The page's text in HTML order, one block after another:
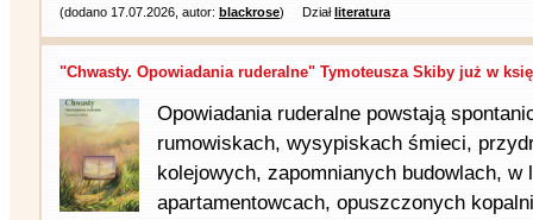
(dodano 17.07.2026, autor: blackrose) Działliteratura
"Chwasty. Opowiadania ruderalne" Tymoteusza Skiby już w
Opowiadania ruderalne powstają
rumowiskach, wysypiskach śmieci,
kolejowych, zapomnianych budowlach, w
apartamentowcach, opuszczonych